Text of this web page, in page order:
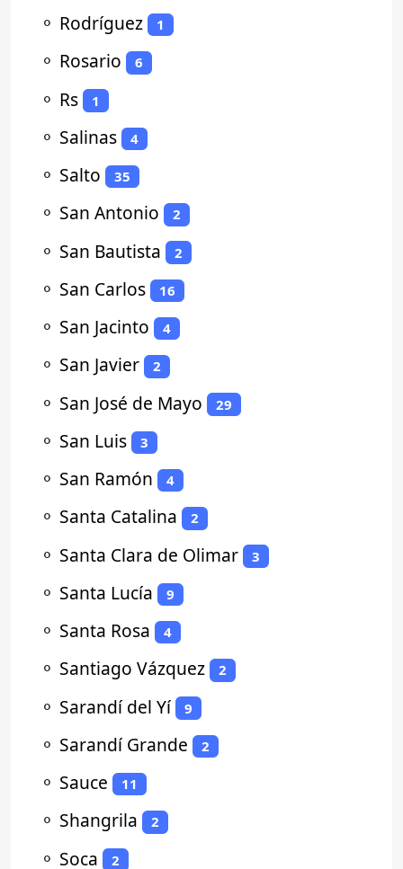
⚬ Rodríguez 1
⚬ Rosario 6
⚬ Rs 1
⚬ Salinas 4
⚬ Salto 35
⚬ San Antonio 2
⚬ San Bautista 2
⚬ San Carlos 16
⚬ San Jacinto 4
⚬ San Javier 2
⚬ San José de Mayo 29
⚬ San Luis 3
⚬ San Ramón 4
⚬ Santa Catalina 2
⚬ Santa Clara de Olimar 3
⚬ Santa Lucía 9
⚬ Santa Rosa 4
⚬ Santiago Vázquez 2
⚬ Sarandí del Yí 9
⚬ Sarandí Grande 2
⚬ Sauce 11
⚬ Shangrila 2
⚬ Soca 2